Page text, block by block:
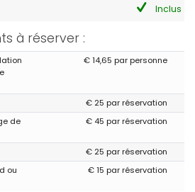
en er veel blaadjes in het
periode is het dan toch te koud om te
in de schaduw ligt.
de grands arbres, de sorte que la
à l'ombre et que de nombreuses
piscine. En cette période il fait encore
Inclus
à réserver :
€ 14,65 par personne
€ 25 par réservation
de
€ 45 par réservation
€ 25 par réservation
ou
€ 15 par réservation